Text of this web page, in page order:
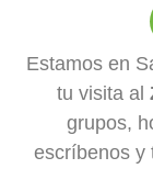
Estamos en
tu visita al
grupos,
escríbenos y